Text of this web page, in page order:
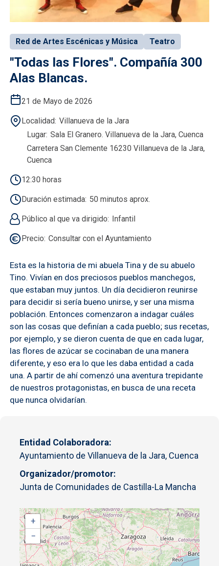
Red de Artes Escénicas y Música Teatro
"Todas las Flores". Compañía 300
Alas Blancas.
21 de Mayo de 2026
Localidad Villanueva de la Jara
Lugar Sala El Granero. Villanueva de la Jara, Cuenca
Carretera San Clemente 16230 Villanueva de la Jara,
Cuenca
12:30 horas
Duración estimada 50 minutos aprox.
Público al que va dirigido Infantil
Precio Consultar con el Ayuntamiento
Esta es la historia de mi abuela Tina y de su abuelo
Tino. Vivían en dos preciosos pueblos manchegos,
que estaban muy juntos. Un día decidieron reunirse
para decidir si sería bueno unirse, y ser una misma
población. Entonces comenzaron a indagar cuáles
son las cosas que definían a cada pueblo; sus recetas,
por ejemplo, y se dieron cuenta de que en cada lugar,
las flores de azúcar se cocinaban de una manera
diferente, y eso era lo que les daba entidad a cada
una. A partir de ahí comenzó una aventura trepidante
de nuestros protagonistas, en busca de una receta
que nunca olvidarían.
Entidad Colaboradora
Ayuntamiento de Villanueva de la Jara, Cuenca
Organizador/promotor
Junta de Comunidades de Castilla-La Mancha
+
−